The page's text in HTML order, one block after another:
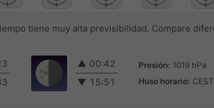
tiene muy alta previsibilidad. Compare
▲ 00:42
▼ 15:51
Presión: 1019 hPa
Huso horario: